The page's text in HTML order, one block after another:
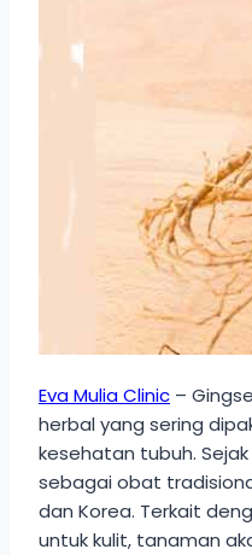
Eva Mulia Clinic –
herbal yang sering
kesehatan tubuh.
sebagai obat
dan Korea. Terkait
untuk kulit, tanaman